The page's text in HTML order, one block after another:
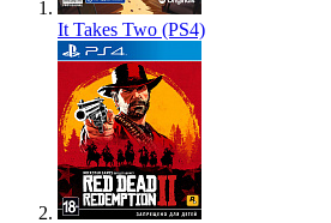
It Takes Two (PS4)